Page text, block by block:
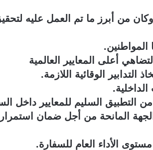
من أبرز ما تم العمل عليه
أعلى المعايير العالمية
التدابير الوقائية اللازمة.
التطبيق السليم للمعايير داخل
المانحة من أجل ضمان
الأداء العام للسفارة.